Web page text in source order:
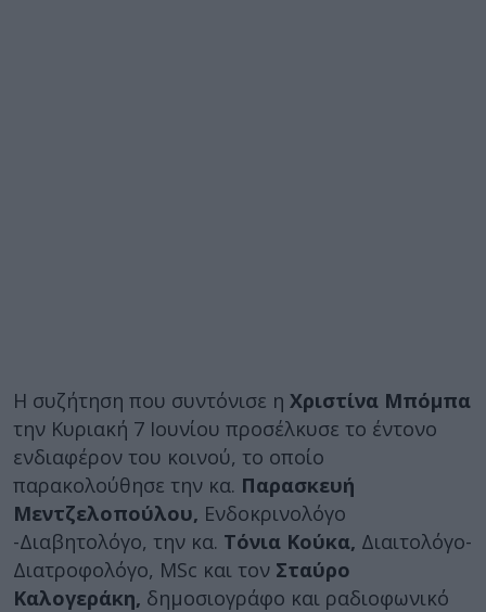
Η συζήτηση που συντόνισε η Χριστίνα Μπόμπα
την Κυριακή 7 Ιουνίου προσέλκυσε το έντονο
ενδιαφέρον του κοινού, το οποίο
παρακολούθησε την κα. Παρασκευή
Μεντζελοπούλου, Ενδοκρινολόγο
-Διαβητολόγο, την κα. Τόνια Κούκα, Διαιτολόγο-
Διατροφολόγο, MSc και τον Σταύρο
Καλογεράκη, δημοσιογράφο και ραδιοφωνικό